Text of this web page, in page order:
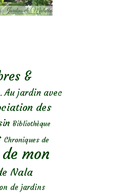
&
Au jardin avec
des
Bibliothèque
Chroniques de
mon
Nala
de jardins